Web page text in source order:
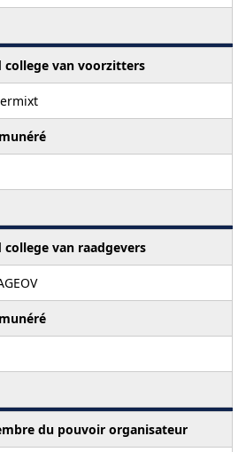
college van voorzitters
college van raadgevers
du pouvoir organisateur